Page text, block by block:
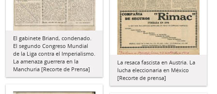
El gabinete Briand, condenado.
El segundo Congreso Mundial
de la Liga contra el Imperialismo.
La amenaza guerrera en la
Manchuria [Recorte de Prensa]
La resaca fascista en Austria. La
lucha eleccionaria en México
[Recorte de prensa]